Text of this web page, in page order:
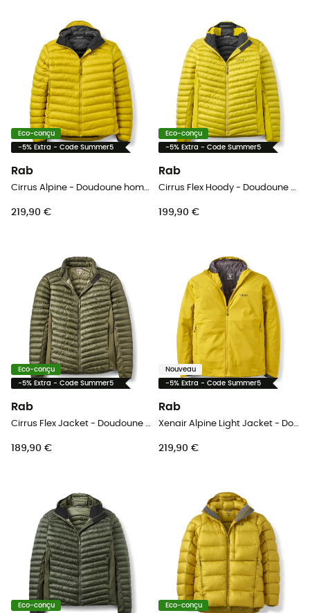
Eco-conçu
-5% Extra - Code Summer5
Rab
Cirrus Alpine - Doudoune homme
219,90 €
Eco-conçu
-5% Extra - Code Summer5
Rab
Cirrus Flex Hoody - Doudoune homme
199,90 €
Eco-conçu
-5% Extra - Code Summer5
Rab
Cirrus Flex Jacket - Doudoune homme
189,90 €
Nouveau
-5% Extra - Code Summer5
Rab
Xenair Alpine Light Jacket - Doudoune homme
219,90 €
Eco-conçu Eco-conçu